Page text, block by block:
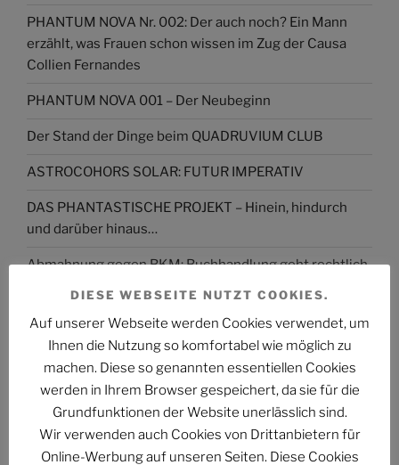
PHANTUM NOVA Nr. 002: Der auch noch? Ein Mann
erzählt, was Frauen schon wissen im Zug der Causa
Collien Fernandes
PHANTUM NOVA 001 – Der Neubeginn
Der Stand der Dinge beim QUADRUVIUM CLUB
ASTROCOHORS SOLAR: FUTUR IMPERATIV
DAS PHANTASTISCHE PROJEKT – Hinein, hindurch
und darüber hinaus…
Abmahnung gegen BKM: Buchhandlung geht rechtlich
The Billion Dollar Man – The Last Laugh Syndicate –
Music Video
DIESE WEBSEITE NUTZT COOKIES.
Auf unserer Webseite werden Cookies verwendet, um
Ihnen die Nutzung so komfortabel wie möglich zu
machen. Diese so genannten essentiellen Cookies
werden in Ihrem Browser gespeichert, da sie für die
Grundfunktionen der Website unerlässlich sind.
Wir verwenden auch Cookies von Drittanbietern für
Online-Werbung auf unseren Seiten. Diese Cookies